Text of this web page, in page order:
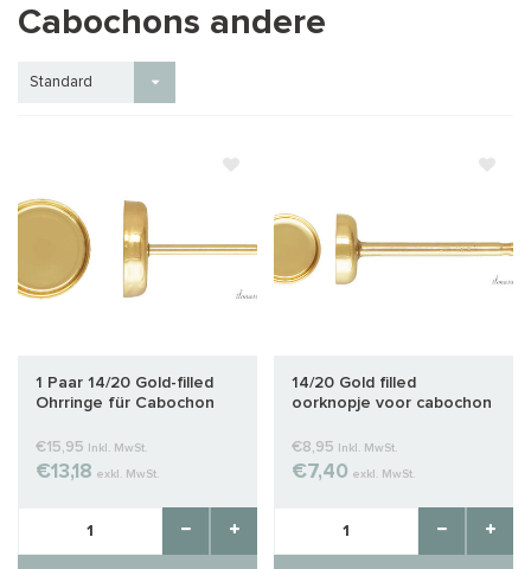
Cabochons andere
Standard
1 Paar 14/20 Gold-filled
Ohrringe für Cabochon
€15,95 Inkl. MwSt.
€13,18 exkl. MwSt.
14/20 Gold filled
oorknopje voor cabochon
€8,95 Inkl. MwSt.
€7,40 exkl. MwSt.